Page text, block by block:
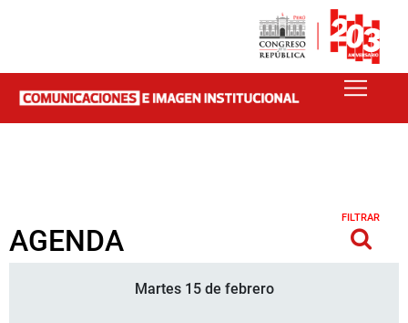
AGENDA
FILTRAR
Martes 15 de febrero